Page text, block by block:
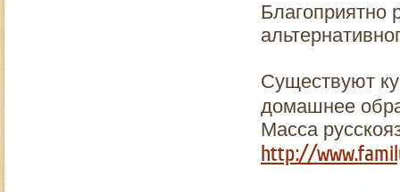
Благоприятно
Существуют
домашнее
Масса
http://